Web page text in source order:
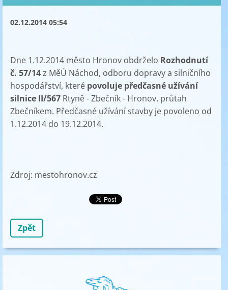
02.12.2014 05:54
Dne 1.12.2014 město Hronov obdrželo Rozhodnutí
č. 57/14z MěÚ Náchod, odboru dopravy a silničního
hospodářství, které povoluje předčasné užívání
silnice II/567 Rtyně - Zbečník - Hronov, průtah
Zbečníkem. Předčasné užívání stavby je povoleno od
1.12.2014 do 19.12.2014.
Zdroj: mestohronov.cz
Zpět